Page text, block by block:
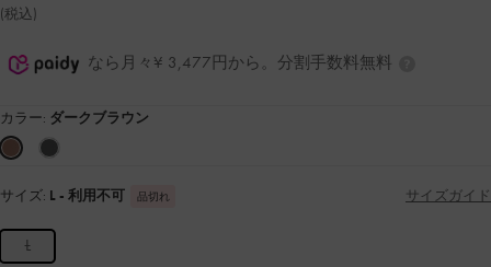
(税込)
なら月々¥ 3,477円から。分割手数料無料
カラー: ダークブラウン
サイズ: L - 利用不可 品切れ サイズガイド
L